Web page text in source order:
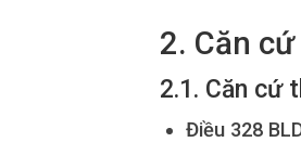
2. Căn
2.1. Căn cứ
Điều 328